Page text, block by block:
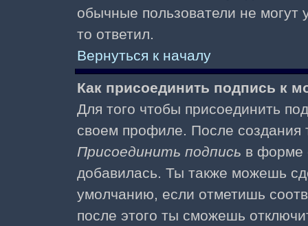
обычные пользователи не могут
то ответил.
Вернуться к началу
Как присоединить подпись к
Для того чтобы присоединить
своем профиле. После создания
Присоединить подпись в форме
добавилась. Ты также можешь
умолчанию, если отметишь
после этого ты сможешь